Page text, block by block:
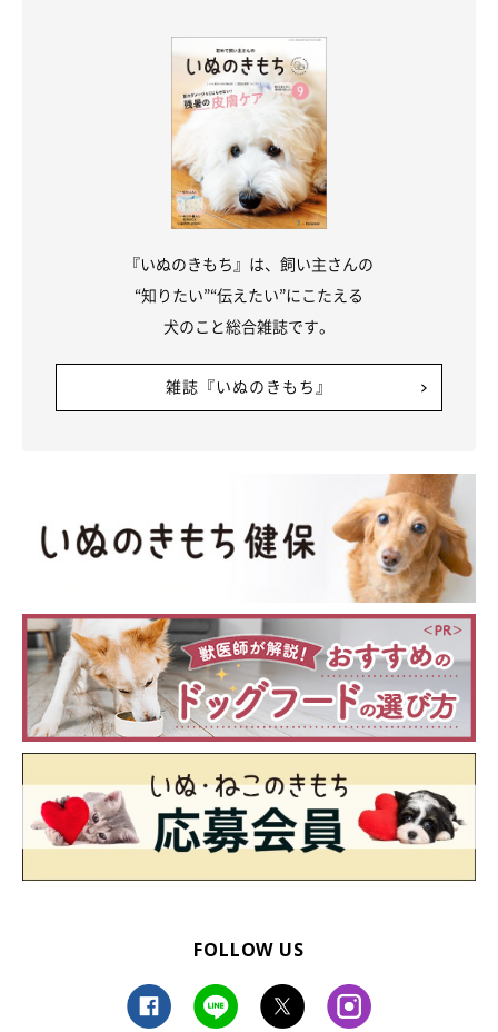
こちらのプティちゃんは、乾きそうな鼻を舌でペロリ。ふわふわ
の被毛が風に吹かれて、ちょっと大変そう（笑）。
食事前や飼い主さんが抱っこしているときなど、状況によって込
められた気持ちや意味が異なる犬の舌なめずり。もし、飼い主さ
んとスキンシップをとっているときなどに舌なめずりをする場合
は、愛犬との接し方を一度見直してみてくださいね。
お話を伺った先生／増田宏司先生（獣医師 獣医学博士 東京農業
大学農学部バイオセラピー学科（伴侶動物学研究室）教授）
参考／「いぬのきもち」2018年4月号『犬のオモシロ習性図鑑
※記事と写真に関連性はありませんので予めご了承ください。
『いぬのきもち』は、飼い主さんの
“知りたい”“伝えたい”にこたえる
犬のこと総合雑誌です。
雑誌『いぬのきもち』
FOLLOW US